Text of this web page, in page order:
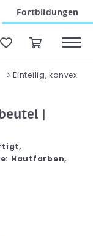
Fortbildungen
Einteilig, konvex
|
Hautfarben,